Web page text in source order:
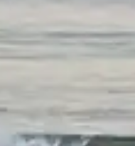
3,50€ DI
>
ulteriori